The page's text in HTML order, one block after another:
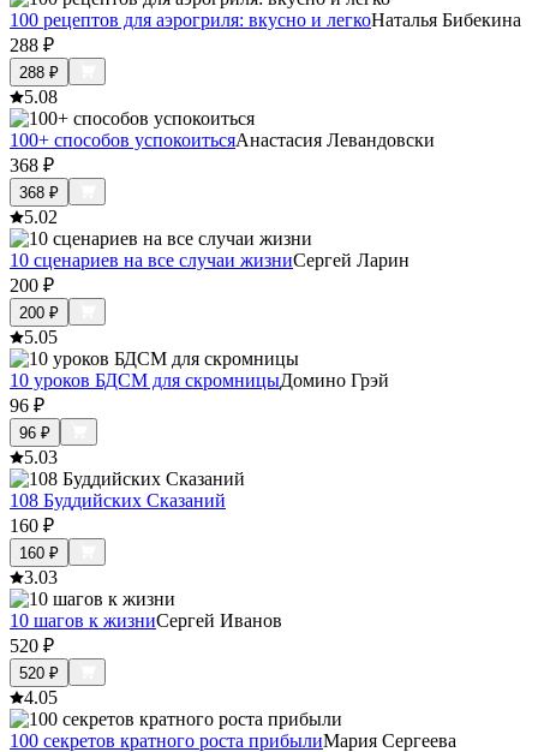
100 рецептов для аэрогриля: вкусно и легкоНаталья Бибекина
288 ₽
288 ₽
5.08
100+ способов успокоитьсяАнастасия Левандовски
368 ₽
368 ₽
5.02
10 сценариев на все случаи жизниСергей Ларин
200 ₽
200 ₽
5.05
10 уроков БДСМ для скромницыДомино Грэй
96 ₽
96 ₽
5.03
108 Буддийских Сказаний
160 ₽
160 ₽
3.03
10 шагов к жизниСергей Иванов
520 ₽
520 ₽
4.05
100 секретов кратного роста прибылиМария Сергеева